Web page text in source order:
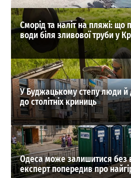
Сморід та наліт на пляжі: що
води біля зливової труби у
У Буджацькому степу люди й
до столітніх криниць
Одеса може залишитися без
експерт попередив про